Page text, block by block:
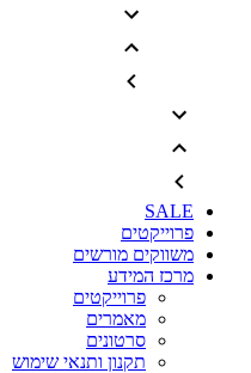
SALE
פרוייקטים
משווקים מורשים
מרכז המידע
פרוייקטים
מאמרים
סרטונים
תקנון ותנאי שימוש